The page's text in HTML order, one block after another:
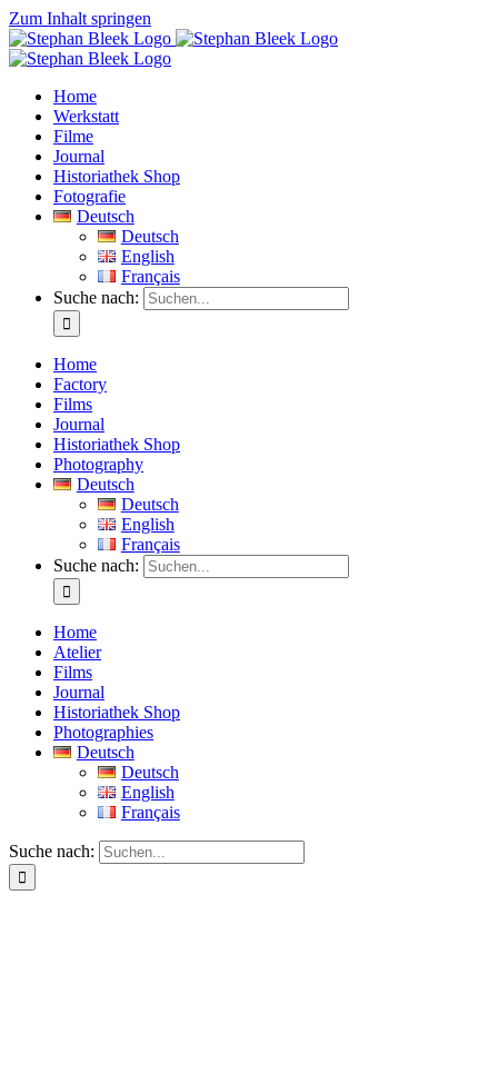
Zum Inhalt springen
Home
Werkstatt
Filme
Journal
Historiathek Shop
Fotografie
Deutsch
Deutsch
English
Français
Suche nach:
Home
Factory
Films
Journal
Historiathek Shop
Photography
Deutsch
Deutsch
English
Français
Suche nach:
Home
Atelier
Films
Journal
Historiathek Shop
Photographies
Deutsch
Deutsch
English
Français
Suche nach: